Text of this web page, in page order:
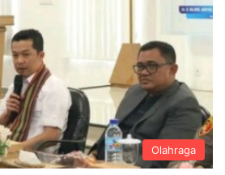
Olahraga